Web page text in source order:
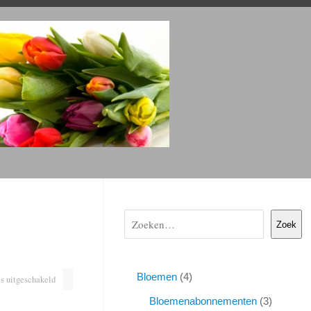
uitgeschakeld
Zoek
Bloemen 4
Bloemenabonnementen 3